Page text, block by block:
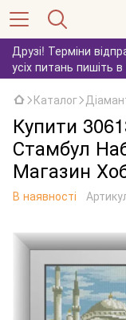
Друзі! Терміни
усіх питань пишіть
Каталог
Купити
Стамбул
Магазин
В наявності